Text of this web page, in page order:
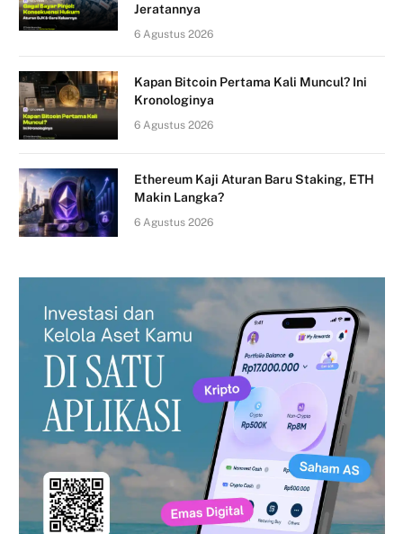
Jeratannya
6 Agustus 2026
Kapan Bitcoin Pertama Kali Muncul? Ini
Kronologinya
6 Agustus 2026
Ethereum Kaji Aturan Baru Staking, ETH
Makin Langka?
6 Agustus 2026